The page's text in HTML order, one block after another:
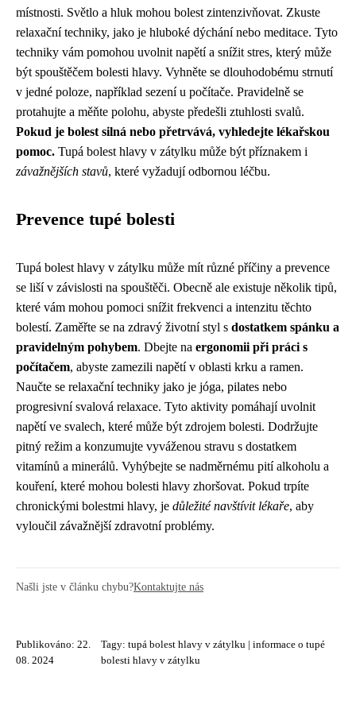
místnosti. Světlo a hluk mohou bolest zintenzivňovat. Zkuste
relaxační techniky, jako je hluboké dýchání nebo meditace. Tyto
techniky vám pomohou uvolnit napětí a snížit stres, který může
být spouštěčem bolesti hlavy. Vyhněte se dlouhodobému strnutí
v jedné poloze, například sezení u počítače. Pravidelně se
protahujte a měňte polohu, abyste předešli ztuhlosti svalů.
Pokud je bolest silná nebo přetrvává, vyhledejte lékařskou
pomoc. Tupá bolest hlavy v zátylku může být příznakem i
závažnějších stavů, které vyžadují odbornou léčbu.
Prevence tupé bolesti
Tupá bolest hlavy v zátylku může mít různé příčiny a prevence
se liší v závislosti na spouštěči. Obecně ale existuje několik tipů,
které vám mohou pomoci snížit frekvenci a intenzitu těchto
bolestí. Zaměřte se na zdravý životní styl s dostatkem spánku a
pravidelným pohybem. Dbejte na ergonomii při práci s
počítačem, abyste zamezili napětí v oblasti krku a ramen.
Naučte se relaxační techniky jako je jóga, pilates nebo
progresivní svalová relaxace. Tyto aktivity pomáhají uvolnit
napětí ve svalech, které může být zdrojem bolesti. Dodržujte
pitný režim a konzumujte vyváženou stravu s dostatkem
vitamínů a minerálů. Vyhýbejte se nadměrnému pití alkoholu a
kouření, které mohou bolesti hlavy zhoršovat. Pokud trpíte
chronickými bolestmi hlavy, je důležité navštívit lékaře, aby
vyloučil závažnější zdravotní problémy.
Našli jste v článku chybu?Kontaktujte nás
Publikováno: 22.
08. 2024
Tagy: tupá bolest hlavy v zátylku| informace o tupé
bolesti hlavy v zátylku